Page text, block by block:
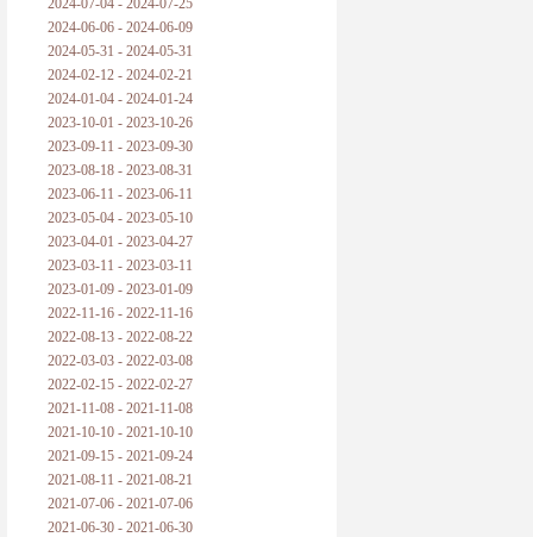
2024-07-04 - 2024-07-25
2024-06-06 - 2024-06-09
2024-05-31 - 2024-05-31
2024-02-12 - 2024-02-21
2024-01-04 - 2024-01-24
2023-10-01 - 2023-10-26
2023-09-11 - 2023-09-30
2023-08-18 - 2023-08-31
2023-06-11 - 2023-06-11
2023-05-04 - 2023-05-10
2023-04-01 - 2023-04-27
2023-03-11 - 2023-03-11
2023-01-09 - 2023-01-09
2022-11-16 - 2022-11-16
2022-08-13 - 2022-08-22
2022-03-03 - 2022-03-08
2022-02-15 - 2022-02-27
2021-11-08 - 2021-11-08
2021-10-10 - 2021-10-10
2021-09-15 - 2021-09-24
2021-08-11 - 2021-08-21
2021-07-06 - 2021-07-06
2021-06-30 - 2021-06-30